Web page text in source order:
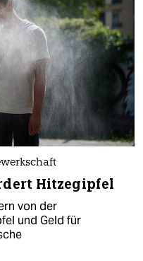
Hitzegipfel
von der
und Geld für